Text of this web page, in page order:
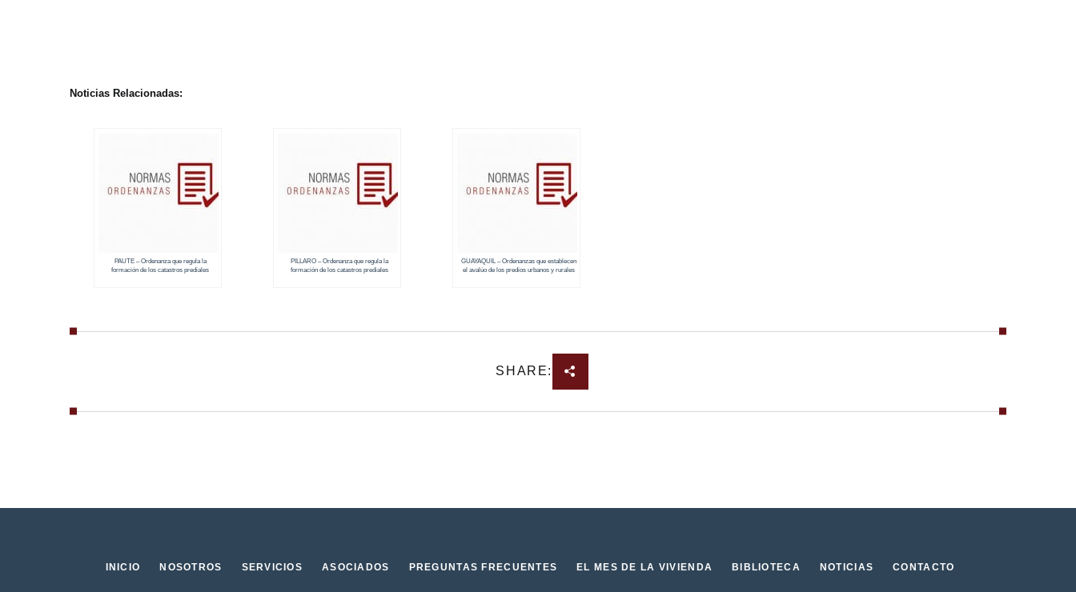
Noticias Relacionadas:
PAUTE – Ordenanza que regula la
formación de los catastros prediales
PILLARO – Ordenanza que regula la
formación de los catastros prediales
GUAYAQUIL – Ordenanzas que establecen
el avalúo de los predios urbanos y rurales
SHARE:
INICIO NOSOTROS SERVICIOS ASOCIADOS PREGUNTAS FRECUENTES EL MES DE LA VIVIENDA BIBLIOTECA NOTICIAS CONTACTO